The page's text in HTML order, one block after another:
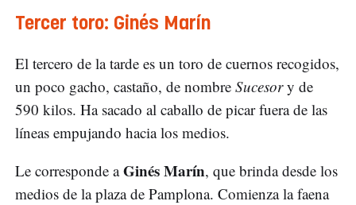
Tercer toro: Ginés Marín
El tercero de la tarde es un toro de cuernos recogidos,
un poco gacho, castaño, de nombre Sucesory de
590 kilos. Ha sacado al caballo de picar fuera de las
líneas empujando hacia los medios.
Le corresponde aGinés Marín, que brinda desde los
medios de la plaza de Pamplona. Comienza la faena